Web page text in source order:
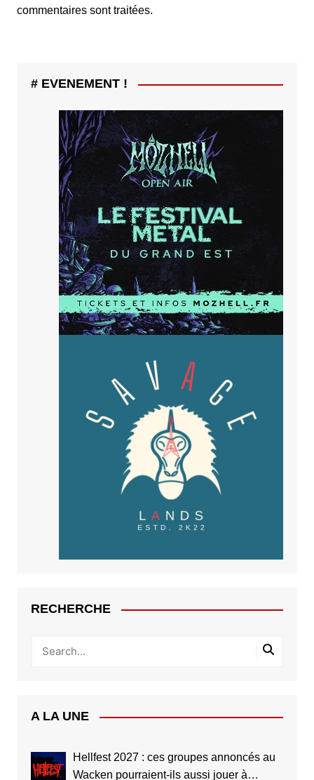
commentaires sont traitées.
# EVENEMENT !
RECHERCHE
A LA UNE
Hellfest 2027 : ces groupes annoncés au
Wacken pourraient-ils aussi jouer à